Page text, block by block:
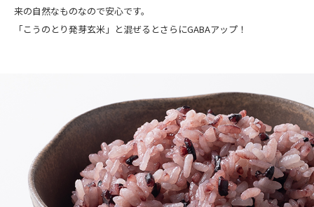
来の自然なものなので安心です。
「こうのとり発芽玄米」と混ぜるとさらにGABAアップ！